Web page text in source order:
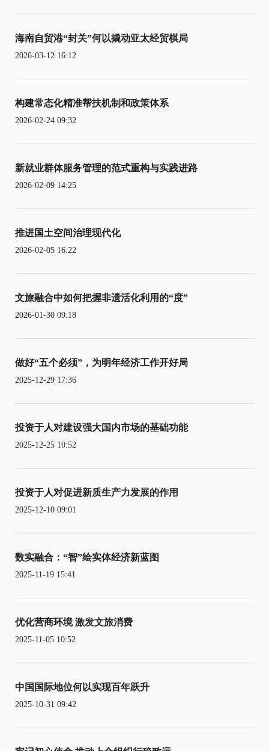
海南自贸港“封关”何以撬动亚太经贸棋局
2026-03-12 16:12
构建常态化精准帮扶机制和政策体系
2026-02-24 09:32
新就业群体服务管理的范式重构与实践进路
2026-02-09 14:25
推进国土空间治理现代化
2026-02-05 16:22
文旅融合中如何把握非遗活化利用的“度”
2026-01-30 09:18
做好“五个必须”，为明年经济工作开好局
2025-12-29 17:36
投资于人对建设强大国内市场的基础功能
2025-12-25 10:52
投资于人对促进新质生产力发展的作用
2025-12-10 09:01
数实融合：“智”绘实体经济新蓝图
2025-11-19 15:41
优化营商环境 激发文旅消费
2025-11-05 10:52
中国国际地位何以实现百年跃升
2025-10-31 09:42